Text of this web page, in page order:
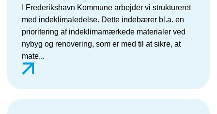
I Frederikshavn Kommune arbejder vi struktureret
med indeklimaledelse. Dette indebærer bl.a. en
prioritering af indeklimamærkede materialer ved
nybyg og renovering, som er med til at sikre, at
mate...